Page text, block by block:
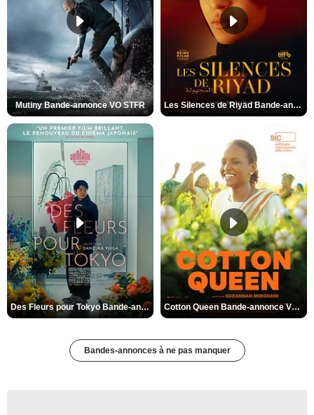
Mutiny Bande-annonce VO STFR Les Silences de Riyad Bande-annonce VO STFR
Des Fleurs pour Tokyo Bande-annonce VO STFR Cotton Queen Bande-annonce VO STFR
Bandes-annonces à ne pas manquer